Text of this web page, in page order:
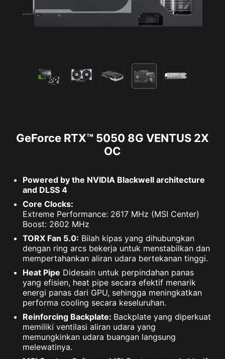
GeForce RTX™ 5050 8G VENTUS 2X
OC
Powered by the NVIDIA Blackwell architecture
and DLSS 4
Core Clocks:
Extreme Performance: 2617 MHz (MSI Center)
Boost: 2602 MHz
TORX Fan 5.0: Bilah kipas yang dihubungkan
dengan ring arcs bekerja untuk menstabilkan dan
mempertahankan aliran udara bertekanan tinggi.
Heat Pipe Didesain untuk perpindahan panas
yang efisien, heat pipe secara efektif menarik
energi panas dari GPU, sehingga meningkatkan
performa cooling secara keseluruhan.
Reinforcing Backplate: Backplate yang diperkuat
memiliki ventilasi aliran udara yang
memungkinkan udara buangan langsung
melewatinya.